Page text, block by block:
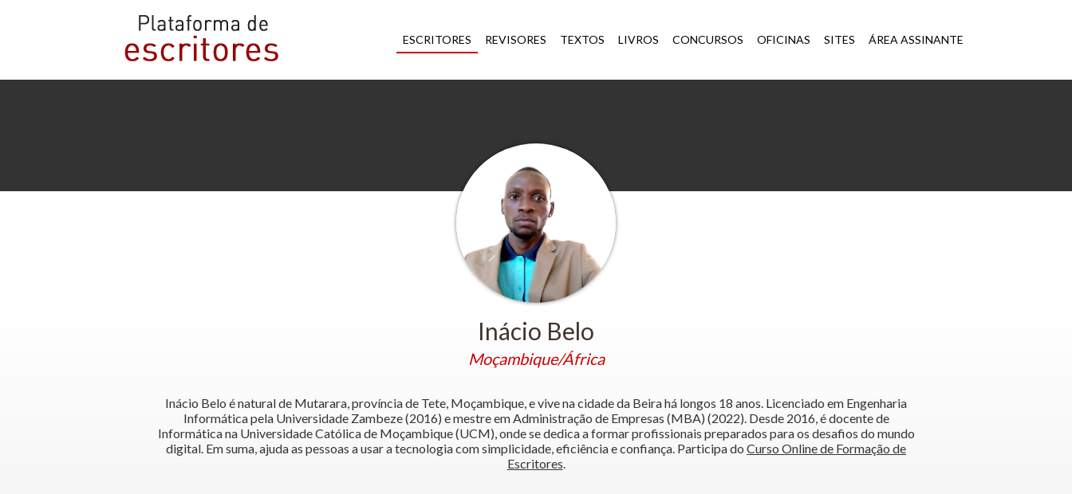
ESCRITORES REVISORES TEXTOS LIVROS CONCURSOS OFICINAS SITES ÁREA ASSINANTE
Inácio Belo
Moçambique/África
Inácio Belo é natural de Mutarara, província de Tete, Moçambique, e vive na cidade da Beira há longos 18 anos. Licenciado em Engenharia
Informática pela Universidade Zambeze (2016) e mestre em Administração de Empresas (MBA) (2022). Desde 2016, é docente de
Informática na Universidade Católica de Moçambique (UCM), onde se dedica a formar profissionais preparados para os desafios do mundo
digital. Em suma, ajuda as pessoas a usar a tecnologia com simplicidade, eficiência e confiança. Participa do Curso Online de Formação de
Escritores.